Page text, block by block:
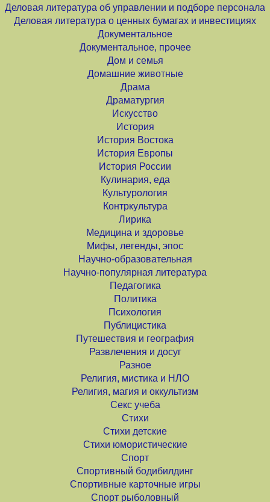
Деловая литература об управлении и подборе персонала
Деловая литература о ценных бумагах и инвестициях
Документальное
Документальное, прочее
Дом и семья
Домашние животные
Драма
Драматургия
Искусство
История
История Востока
История Европы
История России
Кулинария, еда
Культурология
Контркультура
Лирика
Медицина и здоровье
Мифы, легенды, эпос
Научно-образовательная
Научно-популярная литература
Педагогика
Политика
Психология
Публицистика
Путешествия и география
Развлечения и досуг
Разное
Религия, мистика и НЛО
Религия, магия и оккультизм
Секс учеба
Стихи
Стихи детские
Стихи юмористические
Спорт
Спортивный бодибилдинг
Спортивные карточные игры
Спорт рыболовный